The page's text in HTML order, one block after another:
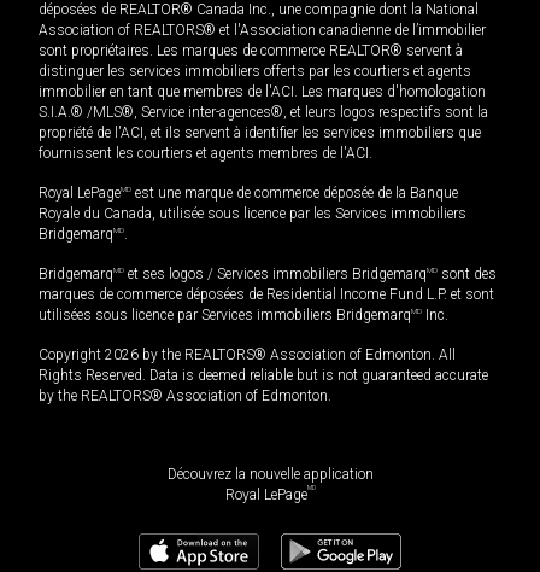
déposées de REALTOR® Canada Inc., une compagnie dont la National
Association of REALTORS® et l'Association canadienne de l’immobilier
sont propriétaires. Les marques de commerce REALTOR® servent à
distinguer les services immobiliers offerts par les courtiers et agents
immobilier en tant que membres de l'ACI. Les marques d'homologation
S.I.A.® /MLS®, Service inter-agences®, et leurs logos respectifs sont la
propriété de l'ACI, et ils servent à identifier les services immobiliers que
fournissent les courtiers et agents membres de l'ACI.
Royal LePageMD est une marque de commerce déposée de la Banque
Royale du Canada, utilisée sous licence par les Services immobiliers
BridgemarqMD.
BridgemarqMD et ses logos / Services immobiliers BridgemarqMD sont des
marques de commerce déposées de Residential Income Fund L.P. et sont
utilisées sous licence par Services immobiliers BridgemarqMD Inc.
Copyright 2026 by the REALTORS® Association of Edmonton. All
Rights Reserved. Data is deemed reliable but is not guaranteed accurate
by the REALTORS® Association of Edmonton.
Découvrez la nouvelle application
Royal LePageMD